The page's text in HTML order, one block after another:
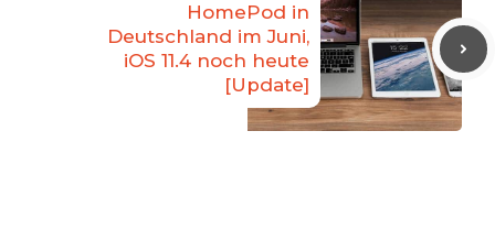
HomePod in
Deutschland im Juni,
iOS 11.4 noch heute
[Update]